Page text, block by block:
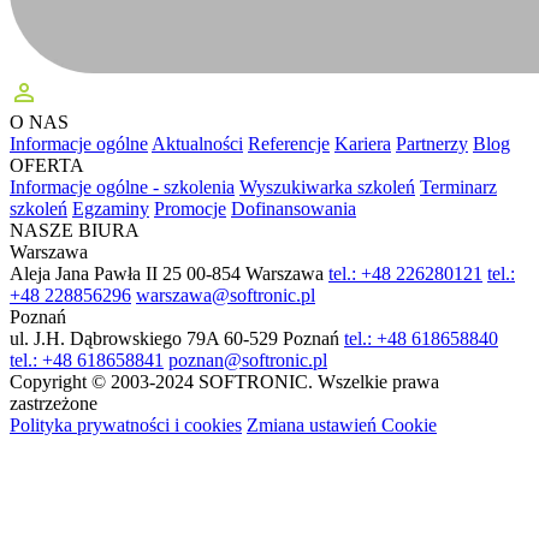
perm_identity
O NAS
Informacje ogólne Aktualności Referencje Kariera Partnerzy Blog
OFERTA
Informacje ogólne - szkolenia Wyszukiwarka szkoleń Terminarz
szkoleń Egzaminy Promocje Dofinansowania
NASZE BIURA
Warszawa
Aleja Jana Pawła II 25 00-854 Warszawa tel.: +48 226280121 tel.:
+48 228856296 warszawa@softronic.pl
Poznań
ul. J.H. Dąbrowskiego 79A 60-529 Poznań tel.: +48 618658840
tel.: +48 618658841 poznan@softronic.pl
Copyright © 2003-2024 SOFTRONIC. Wszelkie prawa
zastrzeżone
Polityka prywatności i cookies Zmiana ustawień Cookie